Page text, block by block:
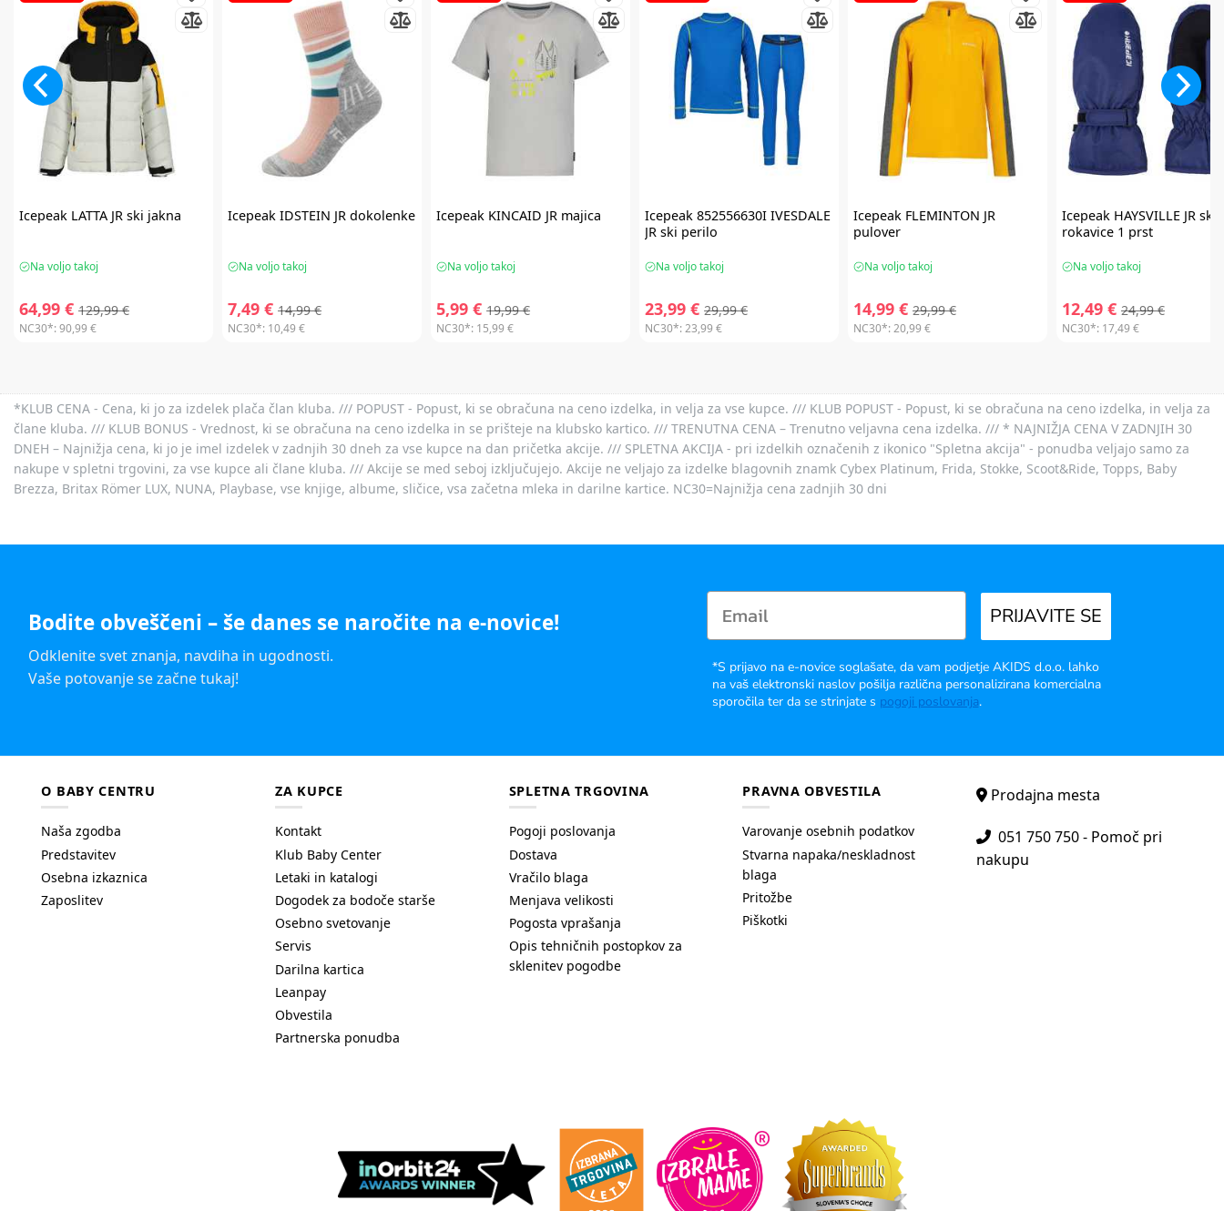
IcepeakLATTA JR ski jakna
Na voljo takoj
64,99 € 129,99 €
NC30*:90,99 €
Icepeak IDSTEIN JR dokolenke
Na voljo takoj
7,49 € 14,99 €
NC30*: 10,49 €
Icepeak KINCAID JR majica
Na voljo takoj
5,99 € 19,99 €
NC30*: 15,99 €
Icepeak 852556630I IVESDALE
JR ski perilo
Na voljo takoj
23,99 € 29,99 €
NC30*:23,99 €
IcepeakFLEMINTON JR
pulover
Na voljo takoj
14,99 € 29,99 €
NC30*:20,99 €
Icepeak HAYSVILLE JR ski
rokavice 1 prst
Na voljo takoj
12,49 € 24,99 €
NC30*: 17,49 €
*KLUB CENA - Cena, ki jo za izdelek plača član kluba. /// POPUST - Popust, ki se obračuna na ceno izdelka, in velja za vse kupce. /// KLUB POPUST - Popust, ki se obračuna na ceno izdelka, in velja za
člane kluba. /// KLUB BONUS - Vrednost, ki se obračuna na ceno izdelka in se prišteje na klubsko kartico. /// TRENUTNA CENA – Trenutno veljavna cena izdelka. /// * NAJNIŽJA CENA V ZADNJIH 30
DNEH – Najnižja cena, ki jo je imel izdelek v zadnjih 30 dneh za vse kupce na dan pričetka akcije. /// SPLETNA AKCIJA - pri izdelkih označenih z ikonico "Spletna akcija" - ponudba veljajo samo za
nakupe v spletni trgovini, za vse kupce ali člane kluba. /// Akcije se med seboj izključujejo. Akcije ne veljajo za izdelke blagovnih znamk Cybex Platinum, Frida, Stokke, Scoot&Ride, Topps, Baby
Brezza, Britax Römer LUX, NUNA, Playbase, vse knjige, albume, sličice, vsa začetna mleka in darilne kartice. NC30=Najnižja cena zadnjih 30 dni
Bodite obveščeni – še danes se naročite na e-novice!
Odklenite svet znanja, navdiha in ugodnosti.
Vaše potovanje se začne tukaj!
PRIJAVITE SE
*S prijavo na e-novice soglašate, da vam podjetje AKIDS d.o.o. lahko
na vaš elektronski naslov pošilja različna personalizirana komercialna
sporočila ter da se strinjate s pogoji poslovanja.
O BABY CENTRU
Naša zgodba
Predstavitev
Osebna izkaznica
Zaposlitev
ZA KUPCE
Kontakt
Klub Baby Center
Letaki in katalogi
Dogodek za bodoče starše
Osebno svetovanje
Servis
Darilna kartica
Leanpay
Obvestila
Partnerska ponudba
SPLETNA TRGOVINA
Pogoji poslovanja
Dostava
Vračilo blaga
Menjava velikosti
Pogosta vprašanja
Opis tehničnih postopkov za
sklenitev pogodbe
PRAVNA OBVESTILA
Varovanje osebnih podatkov
Stvarna napaka/neskladnost
blaga
Pritožbe
Piškotki
Prodajna mesta
051 750 750 - Pomoč pri
nakupu